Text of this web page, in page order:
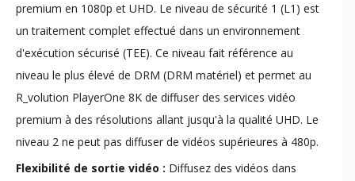
premium en 1080p et UHD. Le niveau de sécurité 1 (L1) est
un traitement complet effectué dans un environnement
d'exécution sécurisé (TEE). Ce niveau fait référence au
niveau le plus élevé de DRM (DRM matériel) et permet au
R_volution PlayerOne 8K de diffuser des services vidéo
premium à des résolutions allant jusqu'à la qualité UHD. Le
niveau 2 ne peut pas diffuser de vidéos supérieures à 480p.
Flexibilité de sortie vidéo : Diffusez des vidéos dans